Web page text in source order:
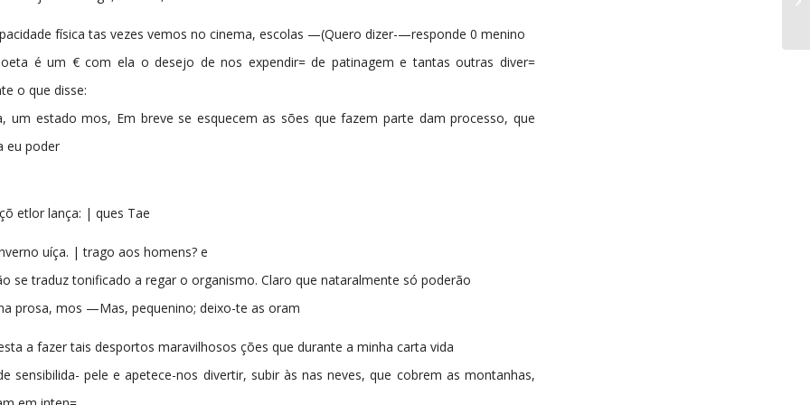
física tas vezes vemos no cinema, escolas —(Quero dizer-—responde 0 menino
é um € com ela o desejo de nos expendir= de patinagem e tantas outras diver=
o que disse:
um estado mos, Em breve se esquecem as sões que fazem parte dam processo, que
eu poder
etlor lança: | ques Tae
uíça. | trago aos homens? e
se traduz tonificado a regar o organismo. Claro que nataralmente só poderão
prosa, mos —Mas, pequenino; deixo-te as oram
a fazer tais desportos maravilhosos ções que durante a minha carta vida
sensibilida- pele e apetece-nos divertir, subir às nas neves, que cobrem as montanhas,